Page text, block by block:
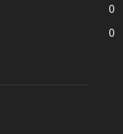
0
0